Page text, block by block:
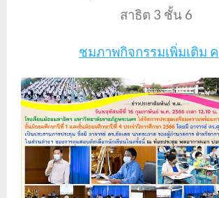
สาธิต 3 ชั้น 6
ชมภาพกิจกรรมเพิ่มเติม